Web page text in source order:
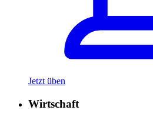
Jetzt üben
Wirtschaft